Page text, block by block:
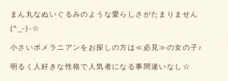
まん丸なぬいぐるみのような愛らしさがたまりません
(^_-)-☆
小さいポメラニアンをお探しの方は≪必見≫の女の子♪
明るく人好きな性格で人気者になる事間違いなし☆